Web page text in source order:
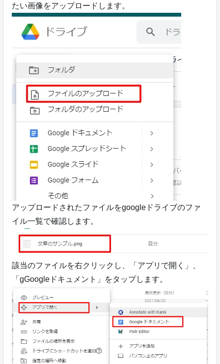
たい画像をアップロードします。
アップロードされたファイルをgoogleドライブのファ
イル一覧で確認します。
該当のファイルを右クリックし、「アプリで開く」、
「gGoogleドキュメント」をタップします。